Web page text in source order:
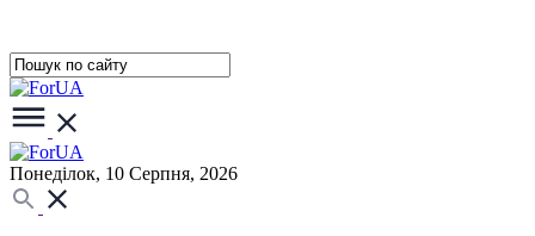
Понеділок, 10 Серпня, 2026